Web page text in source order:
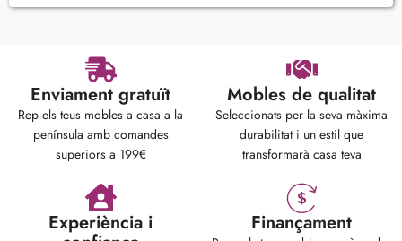
Enviament gratuït
Rep els teus mobles a casa a la
península amb comandes
superiors a 199€
Mobles de qualitat
Seleccionats per la seva màxima
durabilitat i un estil que
transformarà casa teva
Experiència i Finançament